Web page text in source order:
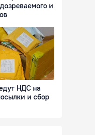
и
НДС на
и сбор